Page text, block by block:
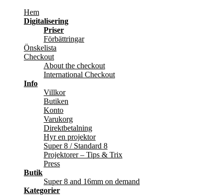
Hem
Digitalisering
Priser
Förbättringar
Önskelista
Checkout
About the checkout
International Checkout
Info
Villkor
Butiken
Konto
Varukorg
Direktbetalning
Hyr en projektor
Super 8 / Standard 8
Projektorer – Tips & Trix
Press
Butik
Super 8 and 16mm on demand
Kategorier